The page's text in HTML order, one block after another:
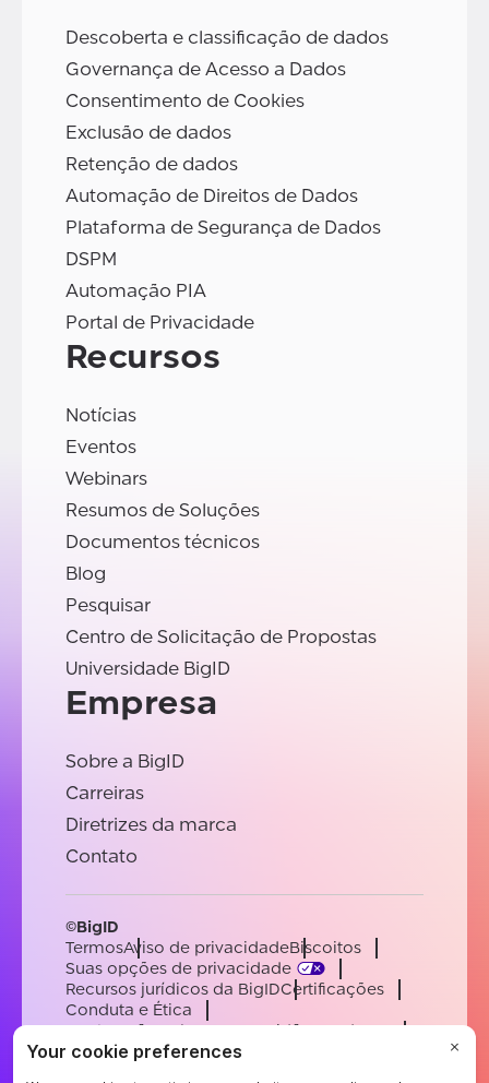
Descoberta e classificação de dados
Governança de Acesso a Dados
Consentimento de Cookies
Exclusão de dados
Retenção de dados
Automação de Direitos de Dados
Plataforma de Segurança de Dados
DSPM
Automação PIA
Portal de Privacidade
Recursos
Notícias
Eventos
Webinars
Resumos de Soluções
Documentos técnicos
Blog
Pesquisar
Centro de Solicitação de Propostas
Universidade BigID
Empresa
Sobre a BigID
Carreiras
Diretrizes da marca
Contato
©BigID
TermosAviso de privacidadeBiscoitos
Suas opções de privacidade
Recursos jurídicos da BigIDCertificações
Conduta e Ética
Declaração sobre a escravidão moderna
SubprocessadoresApoiar